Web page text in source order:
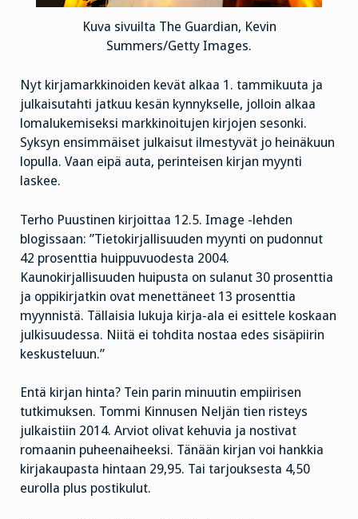
Kuva sivuilta The Guardian, Kevin
Summers/Getty Images.
Nyt kirjamarkkinoiden kevät alkaa 1. tammikuuta ja
julkaisutahti jatkuu kesän kynnykselle, jolloin alkaa
lomalukemiseksi markkinoitujen kirjojen sesonki.
Syksyn ensimmäiset julkaisut ilmestyvät jo heinäkuun
lopulla. Vaan eipä auta, perinteisen kirjan myynti
laskee.
Terho Puustinen kirjoittaa 12.5. Image -lehden
blogissaan: ”Tietokirjallisuuden myynti on pudonnut
42 prosenttia huippuvuodesta 2004.
Kaunokirjallisuuden huipusta on sulanut 30 prosenttia
ja oppikirjatkin ovat menettäneet 13 prosenttia
myynnistä. Tällaisia lukuja kirja-ala ei esittele koskaan
julkisuudessa. Niitä ei tohdita nostaa edes sisäpiirin
keskusteluun.”
Entä kirjan hinta? Tein parin minuutin empiirisen
tutkimuksen. Tommi Kinnusen Neljän tien risteys
julkaistiin 2014. Arviot olivat kehuvia ja nostivat
romaanin puheenaiheeksi. Tänään kirjan voi hankkia
kirjakaupasta hintaan 29,95. Tai tarjouksesta 4,50
eurolla plus postikulut.